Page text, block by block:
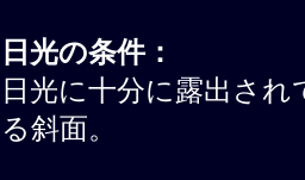
日光の条件：
日光に十分に露出さ
る斜面。